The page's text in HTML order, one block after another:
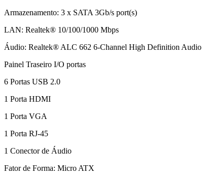
Armazenamento: 3 x SATA 3Gb/s port(s)
LAN: Realtek® 10/100/1000 Mbps
Áudio: Realtek® ALC 662 6-Channel High Definition Audio
Painel Traseiro I/O portas
6 Portas USB 2.0
1 Porta HDMI
1 Porta VGA
1 Porta RJ-45
1 Conector de Áudio
Fator de Forma: Micro ATX